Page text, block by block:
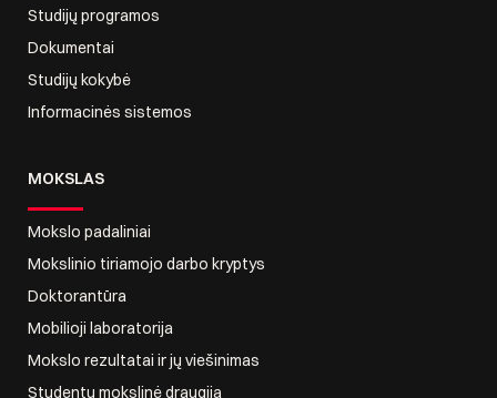
Studijų programos
Dokumentai
Studijų kokybė
Informacinės sistemos
MOKSLAS
Mokslo padaliniai
Mokslinio tiriamojo darbo kryptys
Doktorantūra
Mobilioji laboratorija
Mokslo rezultatai ir jų viešinimas
Studentų mokslinė draugija